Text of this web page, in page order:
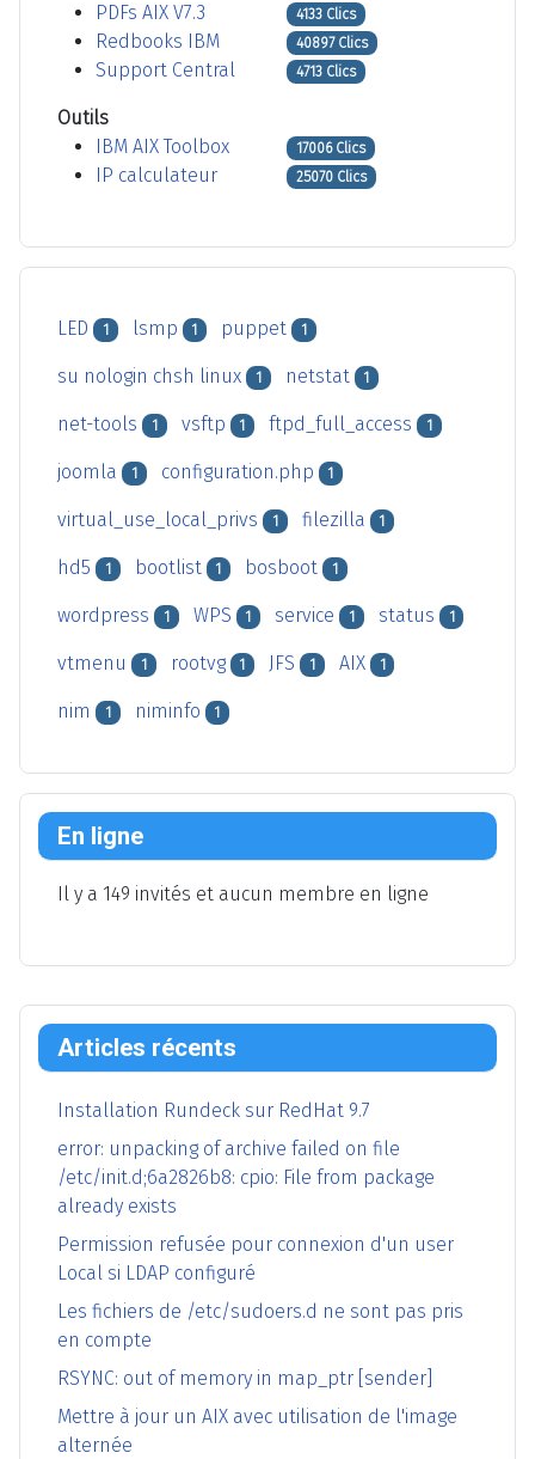
Articles récents
Installation Rundeck sur RedHat 9.7
error: unpacking of archive failed on file
/etc/init.d;6a2826b8: cpio: File from package
already exists
Permission refusée pour connexion d'un user
Local si LDAP configuré
Les fichiers de /etc/sudoers.d ne sont pas pris
en compte
RSYNC: out of memory in map_ptr [sender]
Mettre à jour un AIX avec utilisation de l'image
alternée
PDFs AIX V7.3 4133 Clics
Redbooks IBM 40897 Clics
Support Central 4713 Clics
Outils
IBM AIX Toolbox
17006 Clics
IP calculateur 25070 Clics
LED 1 lsmp 1 puppet 1
su nologin chsh linux 1 netstat 1
net-tools 1 vsftp 1 ftpd_full_access 1
joomla 1 configuration.php 1
virtual_use_local_privs 1 filezilla 1
hd5 1 bootlist 1 bosboot 1
wordpress 1 WPS 1 service 1 status 1
vtmenu 1 rootvg 1 JFS 1 AIX 1
nim 1 niminfo 1
En ligne
Il y a 149 invités et aucun membre en ligne